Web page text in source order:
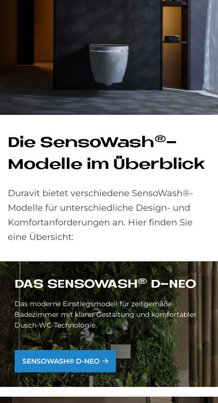
Die Sen­so­Wa­s­h®-
Mo­del­le im Über­bli­ck
Duravit bietet verschiedene SensoWash®-
Modelle für unterschiedliche Design- und
Komfortanforderungen an. Hier finden Sie
eine Übersicht:
DAS SEN­SO­WA­S­H® D-NEO
Das moderne Einstiegsmodell für zeitgemäße
Badezimmer mit klarer Gestaltung und komfortabler
Dusch-WC-Technologie.
SENSOWASH® D-NEO